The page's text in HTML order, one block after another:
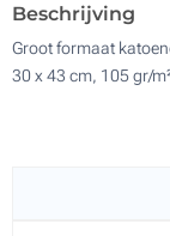
Beschrijving
Groot formaat
30 x 43 cm, 105 gr/